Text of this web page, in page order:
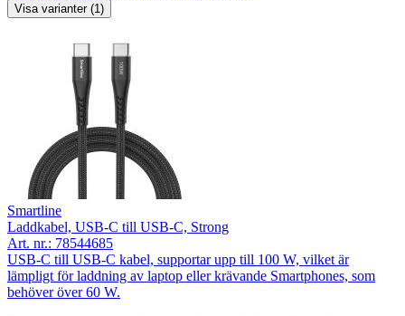
Visa varianter (1)
Smartline
Laddkabel, USB-C till USB-C, Strong
Art. nr.: 78544685
USB-C till USB-C kabel, supportar upp till 100 W, vilket är
lämpligt för laddning av laptop eller krävande Smartphones, som
behöver över 60 W.